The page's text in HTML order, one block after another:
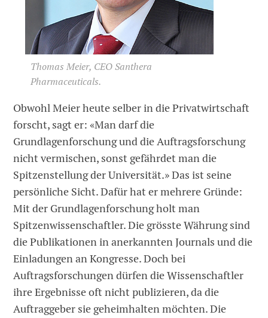
Thomas Meier, CEO Santhera
Pharmaceuticals.
Obwohl Meier heute selber in die Privatwirtschaft
forscht, sagt er: «Man darf die
Grundlagenforschung und die Auftragsforschung
nicht vermischen, sonst gefährdet man die
Spitzenstellung der Universität.» Das ist seine
persönliche Sicht. Dafür hat er mehrere Gründe:
Mit der Grundlagenforschung holt man
Spitzenwissenschaftler. Die grösste Währung sind
die Publikationen in anerkannten Journals und die
Einladungen an Kongresse. Doch bei
Auftragsforschungen dürfen die Wissenschaftler
ihre Ergebnisse oft nicht publizieren, da die
Auftraggeber sie geheimhalten möchten. Die